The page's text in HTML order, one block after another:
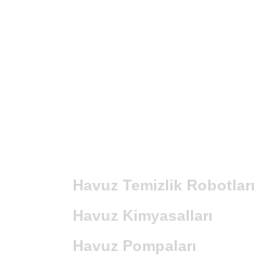
Havuz Temizlik Robotları
Havuz Kimyasalları
Havuz Pompaları